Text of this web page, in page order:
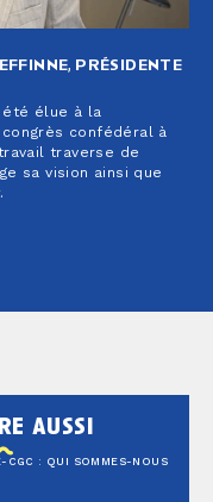
PRÉSIDENTE
été élue à la
congrès confédéral à
traverse de
sa vision ainsi que
aussi
CGC : QUI SOMMES-NOUS